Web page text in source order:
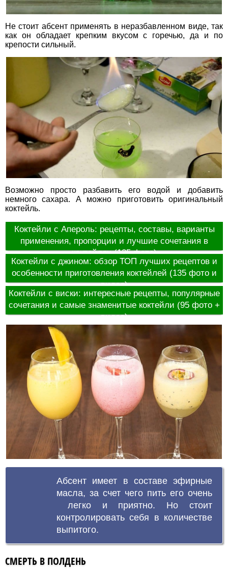
Не стоит абсент применять в неразбавленном виде, так
как он обладает крепким вкусом с горечью, да и по
крепости сильный.
Возможно просто разбавить его водой и добавить
немного сахара. А можно приготовить оригинальный
коктейль.
Коктейли с Апероль: рецепты, составы, варианты
применения, пропорции и лучшие сочетания в
коктейлях (125 фото)
Коктейли с джином: обзор ТОП лучших рецептов и
особенности приготовления коктейлей (135 фото и
видео)
Коктейли с виски: интересные рецепты, популярные
сочетания и самые знаменитые коктейли (95 фото +
видео)
Абсент имеет в составе эфирные
масла, за счет чего пить его очень
легко и приятно. Но стоит
контролировать себя в количестве
выпитого.
СМЕРТЬ В ПОЛДЕНЬ